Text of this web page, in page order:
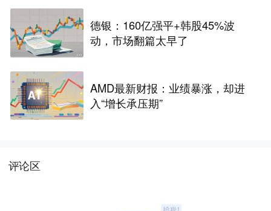
德银：160亿强平+韩股45%波
动，市场翻篇太早了
AMD最新财报：业绩暴涨，却进
入“增长承压期”
评论区